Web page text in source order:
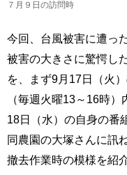
７月９日の訪問時
今回、台風被害に遭っ
被害の大きさに驚愕し
を、まず9月17日（火
（毎週火曜13～16時
18日（水）の自身の番
同農園の大塚さんに訊
撤去作業時の模様を紹